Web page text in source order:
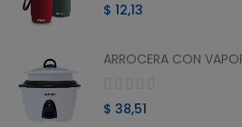
$ 12,13
ARROCERA CON
$ 38,51